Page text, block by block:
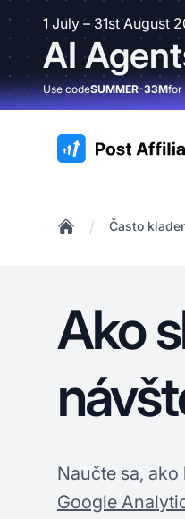
1 July – 31st August
AI
Use codeSUMMER-33Mfor
:site.title
/ Často
Ako
Naučte sa,
Google